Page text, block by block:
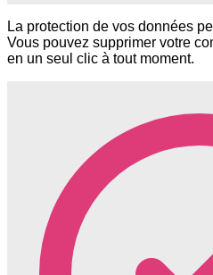
La protection de vos données
Vous pouvez supprimer votre
en un seul clic à tout moment.